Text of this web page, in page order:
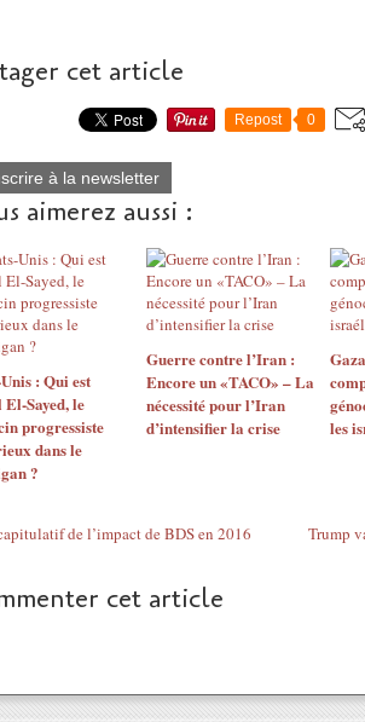
cet article
Repost 0
à la newsletter
aimerez aussi :
: Qui est
El-Sayed, le
progressiste
dans le
?
Guerre contre l’Iran :
Encore un «TACO» – La
nécessité pour l’Iran
d’intensifier la crise
les
de l’impact de BDS en 2016 Trump
cet article